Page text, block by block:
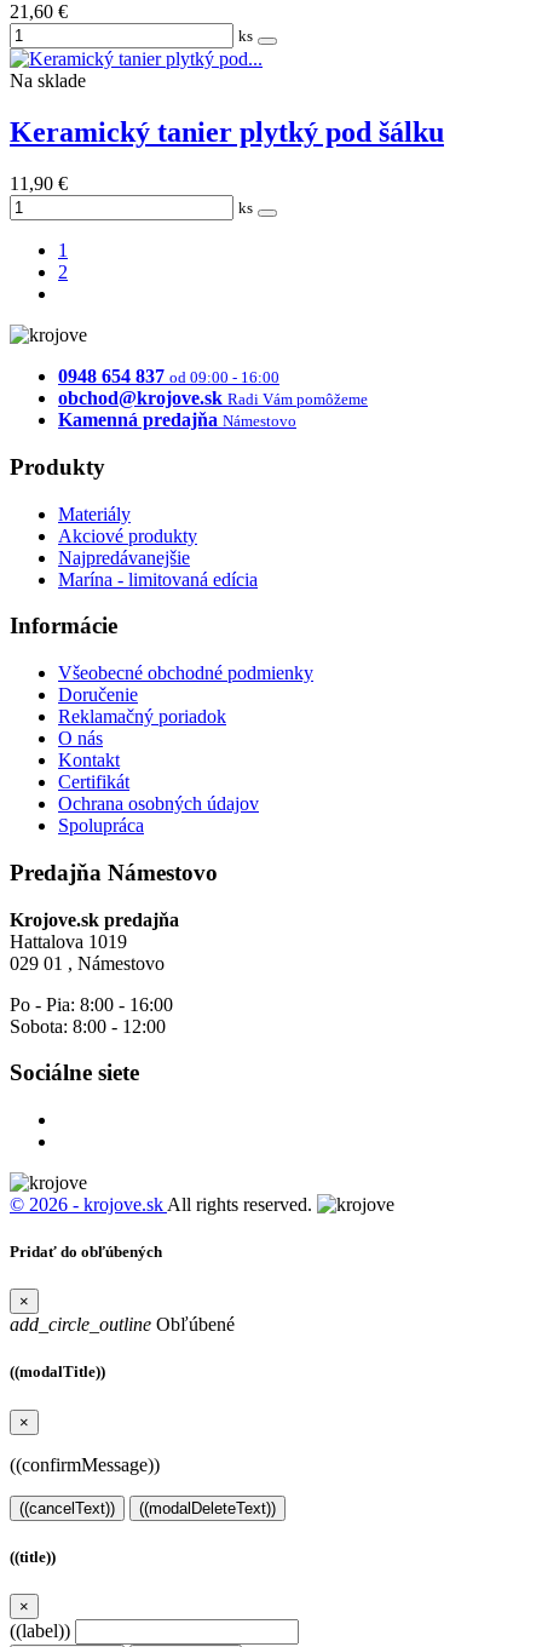
21,60 €
ks
Na sklade
Keramický tanier plytký pod šálku
11,90 €
ks
1
2
0948 654 837 od 09:00 - 16:00
obchod@krojove.sk Radi Vám pomôžeme
Kamenná predajňa Námestovo
Produkty
Materiály
Akciové produkty
Najpredávanejšie
Marína - limitovaná edícia
Informácie
Všeobecné obchodné podmienky
Doručenie
Reklamačný poriadok
O nás
Kontakt
Certifikát
Ochrana osobných údajov
Spolupráca
Predajňa Námestovo
Krojove.sk predajňa
Hattalova 1019
029 01 , Námestovo
Po - Pia: 8:00 - 16:00
Sobota: 8:00 - 12:00
Sociálne siete
© 2026 - krojove.sk All rights reserved.
Pridať do obľúbených
×
add_circle_outline Obľúbené
((modalTitle))
×
((confirmMessage))
((cancelText)) ((modalDeleteText))
((title))
×
((label))